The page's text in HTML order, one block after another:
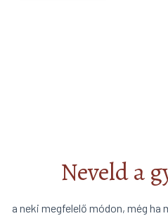
Neveld a
a neki megfelelő módon, még ha